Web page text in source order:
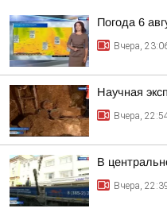
Погода 6
Вчера,
Научная
Вчера,
В
Вчера,